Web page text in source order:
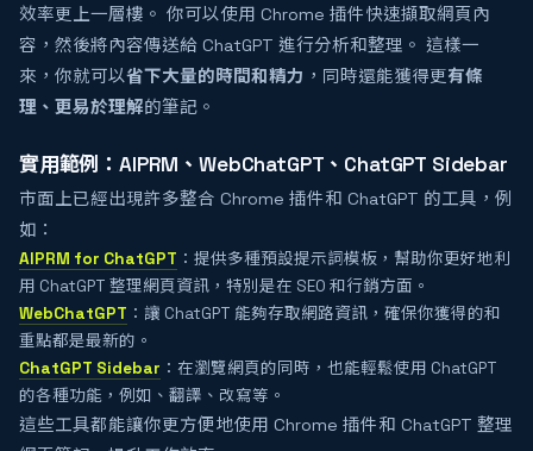
效率更上一層樓。 你可以使用 Chrome 插件快速擷取網頁內
容，然後將內容傳送給 ChatGPT 進行分析和整理。 這樣一
來，你就可以省下大量的時間和精力 ，同時還能獲得更有條
理、更易於理解的筆記。
實用範例：AIPRM、WebChatGPT、ChatGPT Sidebar
市面上已經出現許多整合 Chrome 插件和 ChatGPT 的工具，例
如：
AIPRM for ChatGPT ：提供多種預設提示詞模板，幫助你更好地利
用 ChatGPT 整理網頁資訊，特別是在 SEO 和行銷方面。
WebChatGPT ：讓 ChatGPT 能夠存取網路資訊，確保你獲得的和
重點都是最新的。
ChatGPT Sidebar ：在瀏覽網頁的同時，也能輕鬆使用 ChatGPT
的各種功能，例如、翻譯、改寫等。
這些工具都能讓你更方便地使用 Chrome 插件和 ChatGPT 整理